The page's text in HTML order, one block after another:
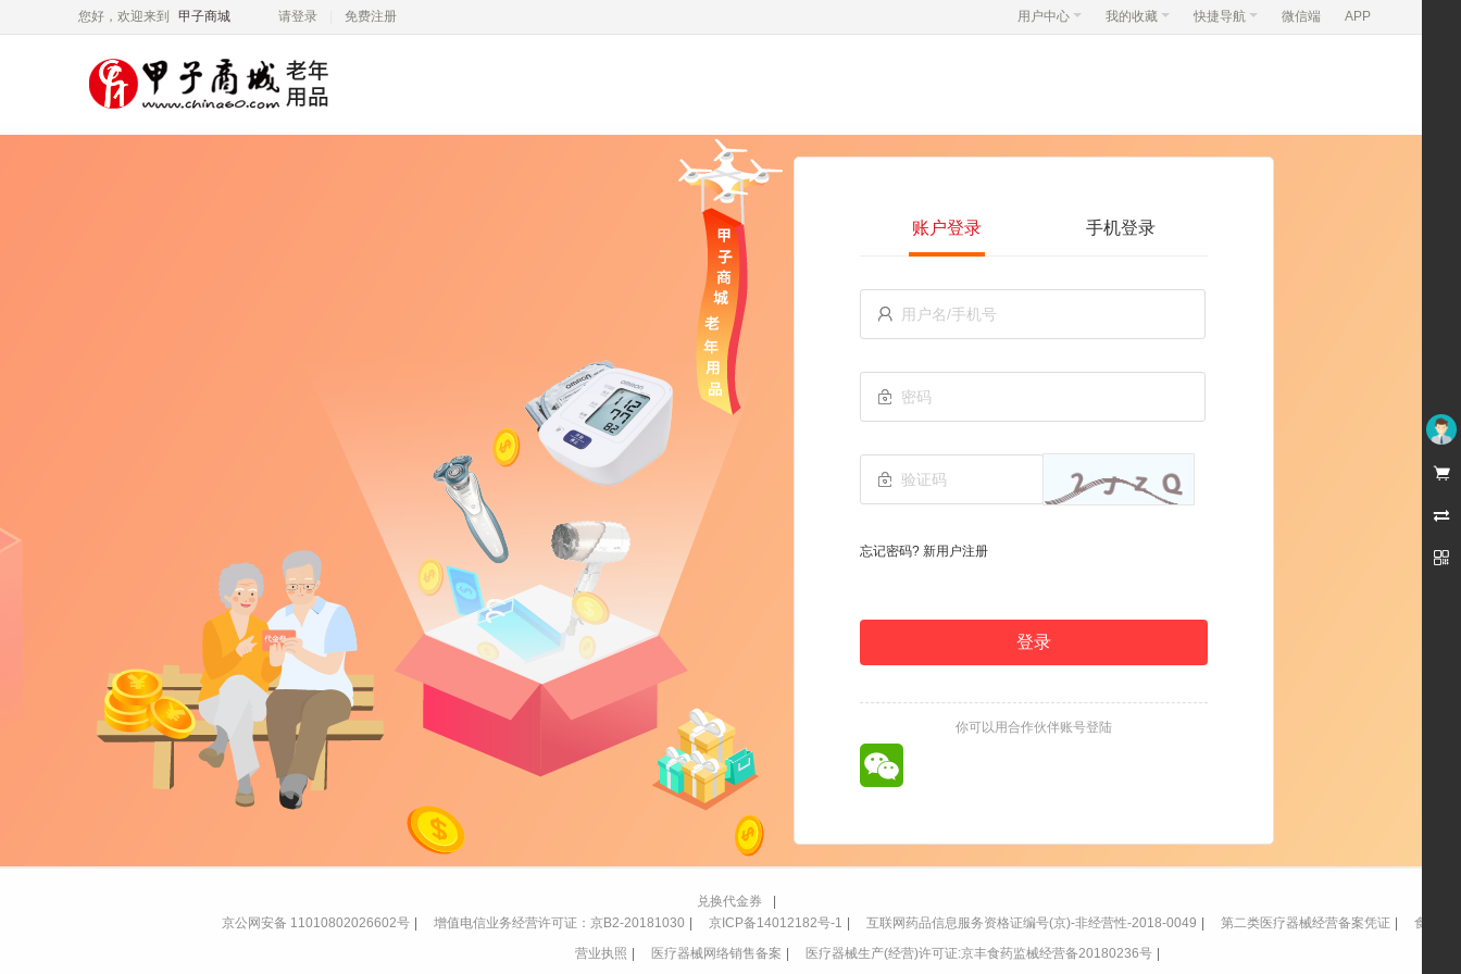
您好，欢迎来到 甲子商城 请登录 免费注册 用户中心 我的收藏 快捷导航 微信端 APP
未登录



账户登录 手机登录


 看不清，换一张
忘记密码? 新用户注册
你可以用合作伙伴账号登陆
兑换代金券
京公网安备 11010802026602号
增值电信业务经营许可证：京B2-20181030 京ICP备14012182号-1 互联网药品信息服务资格证编号(京)-非经营性-2018-0049 第二类医疗器械经营备案凭证
食品经
营业执照
医疗器械网络销售备案 医疗器械生产(经营)许可证:京丰食药监械经营备20180236号